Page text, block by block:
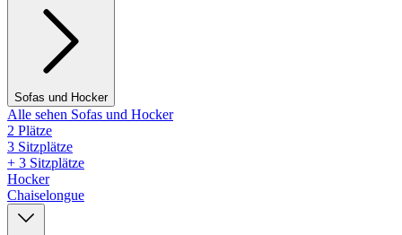
Sofas und Hocker
Alle sehen Sofas und Hocker
2 Plätze
3 Sitzplätze
+ 3 Sitzplätze
Hocker
Chaiselongue